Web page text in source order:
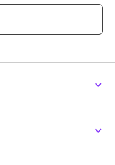
。
厚さ／普通|伸縮性／な